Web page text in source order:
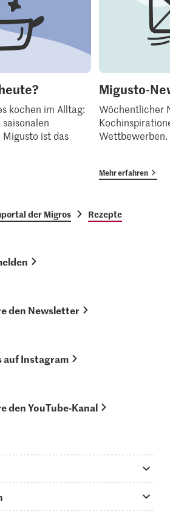
kochen im Alltag:
ist das
Migusto-
Wöchentlicher
Wettbewerben.
Mehr erfahren
der Migros Rezepte
den Newsletter
auf Instagram
den YouTube-Kanal